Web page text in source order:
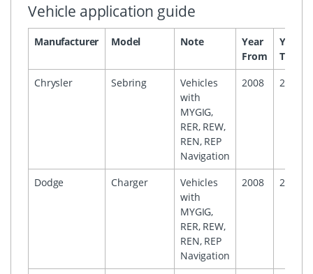
Vehicle application guide
Manufacturer Model Note
Year
From
Year
To
Chrysler
Sebring
Vehicles
with
MYGIG,
RER, REW,
REN, REP
Navigation
2008 2009
Dodge Charger
Vehicles
with
MYGIG,
RER, REW,
REN, REP
Navigation
2008 2009